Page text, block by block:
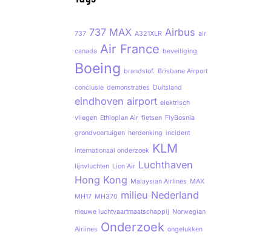
737 737 MAX A321XLR Airbus air
canada Air France beveiliging
Boeing brandstof. Brisbane Airport
conclusie demonstraties Duitsland
eindhoven airport elektrisch
vliegen Ethiopian Air fietsen FlyBosnia
grondvoertuigen herdenking incident
internationaal onderzoek KLM
lijnvluchten Lion Air Luchthaven
Hong Kong Malaysian Airlines MAX
MH17 MH370 milieu Nederland
nieuwe luchtvaartmaatschappij Norwegian
Airlines Onderzoek ongelukken